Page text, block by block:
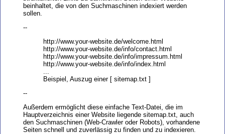
beinhaltet, die von den Suchmaschinen indexiert werden
sollen.
--
http://www.your-website.de/welcome.html
http://www.your-website.de/info/contact.html
http://www.your-website.de/info/impressum.html
http://www.your-website.de/info/index.html
...
Beispiel, Auszug einer [ sitemap.txt ]
--
Außerdem ermöglicht diese einfache Text-Datei, die im
Hauptverzeichnis einer Website liegende sitemap.txt, auch
den Suchmaschinen (Web-Crawler oder Robots), vorhandene
Seiten schnell und zuverlässig zu finden und zu indexieren.